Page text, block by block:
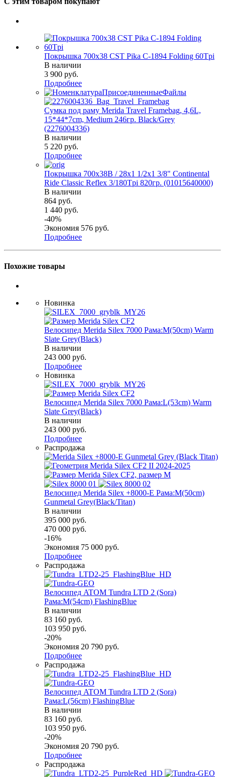
Покрышка 700x38 CST Pika C-1894 Folding 60Tpi
В наличии
3 900 руб.
Подробнее
Сумка под раму Merida Travel Framebag, 4,6L,
15*44*7cm, Medium 246гр. Black/Grey
(2276004336)
В наличии
5 220 руб.
Подробнее
Покрышка 700x38B / 28x1 1/2х1 3/8" Continental
Ride Classic Reflex 3/180Tpi 820гр. (01015640000)
В наличии
864 руб.
1 440 руб.
-40%
Экономия 576 руб.
Подробнее
Похожие товары
Новинка
Велосипед Merida Silex 7000 Рама:M(50cm) Warm
Slate Grey(Black)
В наличии
243 000 руб.
Подробнее
Новинка
Велосипед Merida Silex 7000 Рама:L(53cm) Warm
Slate Grey(Black)
В наличии
243 000 руб.
Подробнее
Распродажа
Велосипед Merida Silex +8000-E Рама:M(50cm)
Gunmetal Grey(Black/Titan)
В наличии
395 000 руб.
470 000 руб.
-16%
Экономия 75 000 руб.
Подробнее
Распродажа
Велосипед ATOM Tundra LTD 2 (Sora)
Рама:M(54cm) FlashingBlue
В наличии
83 160 руб.
103 950 руб.
-20%
Экономия 20 790 руб.
Подробнее
Распродажа
Велосипед ATOM Tundra LTD 2 (Sora)
Рама:L(56cm) FlashingBlue
В наличии
83 160 руб.
103 950 руб.
-20%
Экономия 20 790 руб.
Подробнее
Распродажа